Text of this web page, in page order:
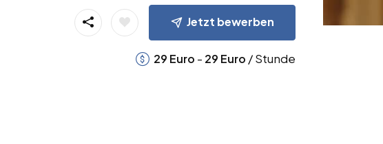
Jetzt bewerben
29 Euro - 29 Euro / Stunde